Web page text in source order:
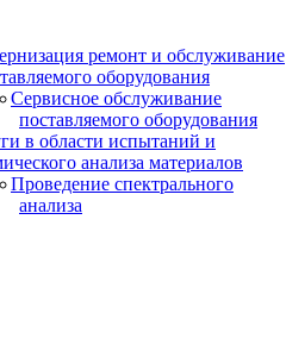
ремонт и обслуживание
оборудования
Сервисное обслуживание
поставляемого оборудования
в области испытаний и
анализа материалов
Проведение спектрального
анализа